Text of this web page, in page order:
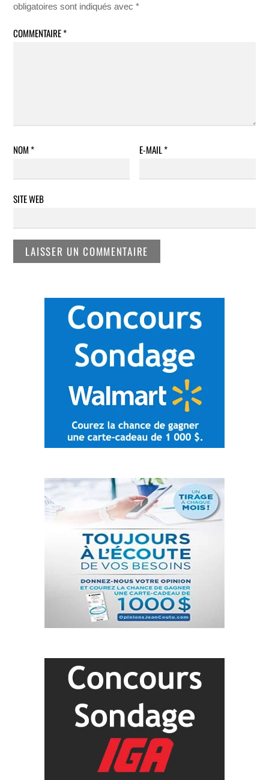
obligatoires sont indiqués avec*
COMMENTAIRE*
NOM* E-MAIL*
SITE WEB